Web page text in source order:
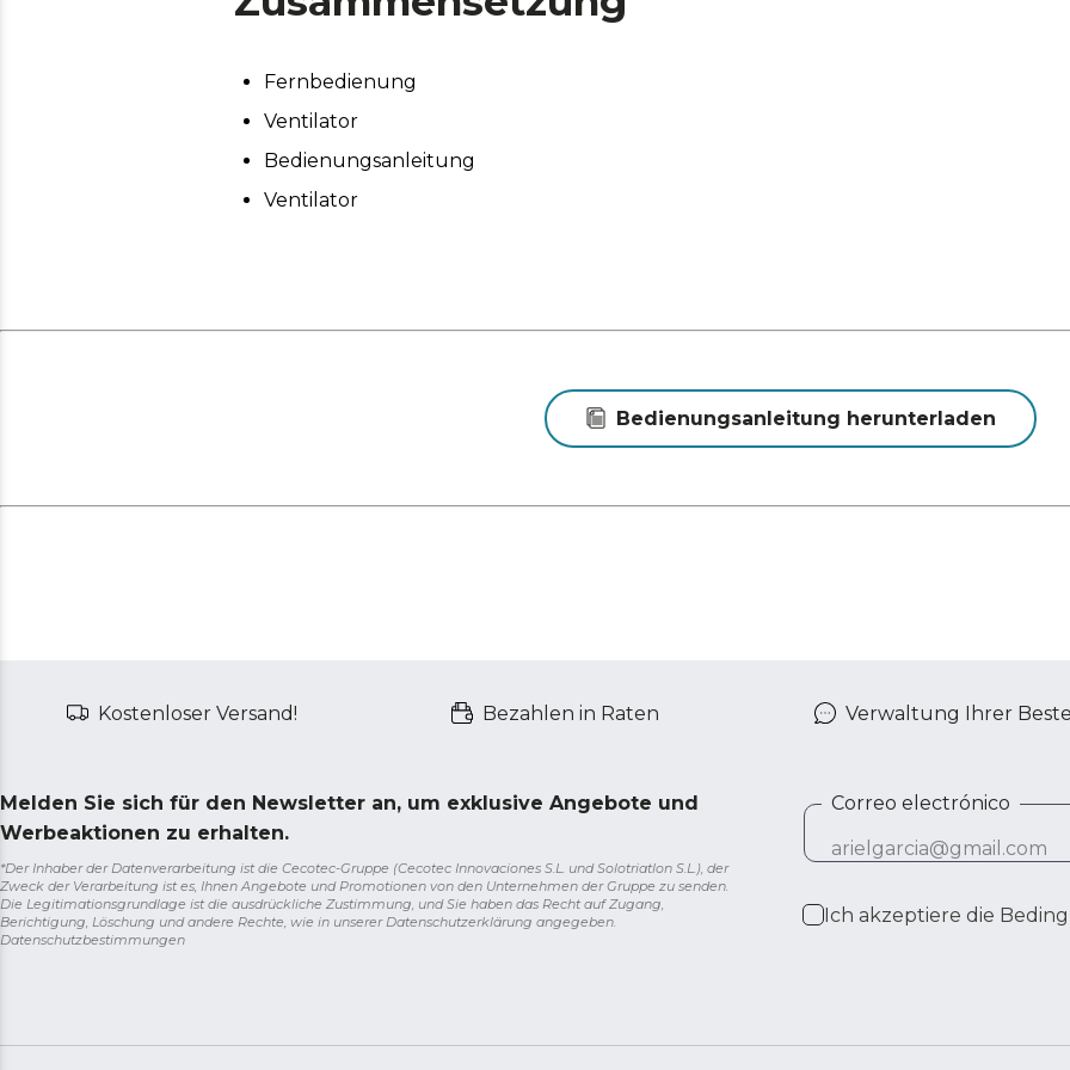
Fernbedienung
Ventilator
Bedienungsanleitung
Ventilator
Bedienungsanleitung herunterladen
Kostenloser Versand! Bezahlen in Raten Verwaltung Ihrer
Melden Sie sich für den Newsletter an, um exklusive Angebote und
Werbeaktionen zu erhalten.
*Der Inhaber der Datenverarbeitung ist die Cecotec-Gruppe (Cecotec Innovaciones S.L. und Solotriatlon S.L.), der
Zweck der Verarbeitung ist es, Ihnen Angebote und Promotionen von den Unternehmen der Gruppe zu senden.
Die Legitimationsgrundlage ist die ausdrückliche Zustimmung, und Sie haben das Recht auf Zugang,
Berichtigung, Löschung und andere Rechte, wie in unserer Datenschutzerklärung angegeben.
Datenschutzbestimmungen
Correo electrónico
Ich akzeptiere die